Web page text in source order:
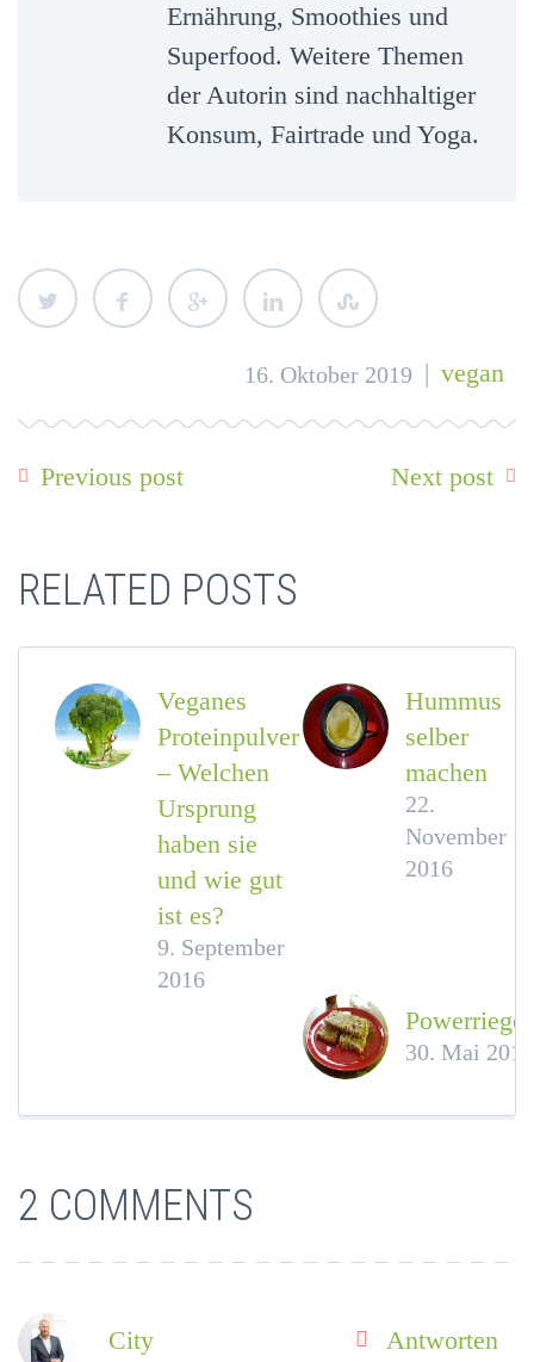
Ernährung, Smoothies und
Superfood. Weitere Themen
der Autorin sind nachhaltiger
Konsum, Fairtrade und Yoga.
16. Oktober 2019 | vegan
Previous post Next post
RELATED POSTS
Veganes
Proteinpulver
– Welchen
Ursprung
haben sie
und wie gut
ist es?
9. September
2016
Hummus
selber
machen
22.
November
2016
Powerriegel
30. Mai 2016
2 COMMENTS
City
Antworten